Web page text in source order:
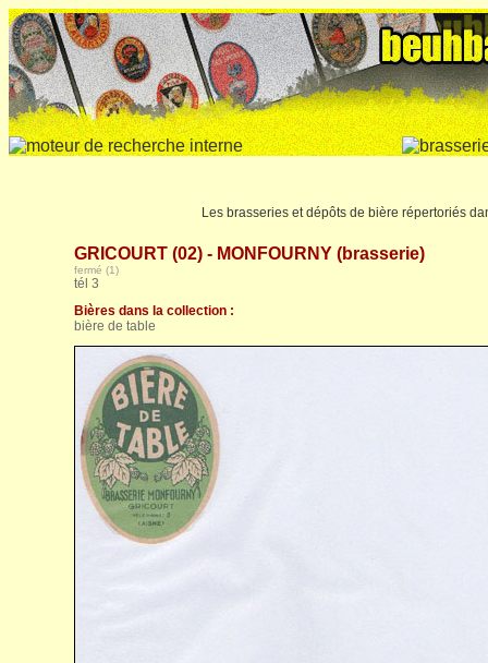
Les brasseries et dépôts de bière répertoriés
GRICOURT (02) - MONFOURNY (brasserie)
fermé (1)
tél 3
Bières dans la collection :
bière de table